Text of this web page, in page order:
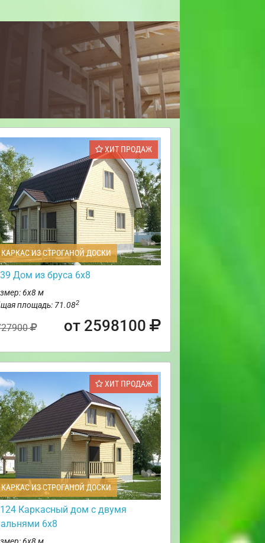
ХИТ ПРОДАЖ
ИЗ СТРОГАНОЙ ДОСКИ
Дом из бруса 6х8
6х8 м
площадь: 71.082
от 2598100
ХИТ ПРОДАЖ
ИЗ СТРОГАНОЙ ДОСКИ
Каркасный дом с двумя
6х8